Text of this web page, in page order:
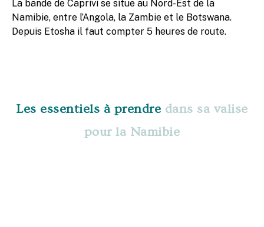
La bande de Caprivi se situe au Nord-Est de la
Namibie, entre l’Angola, la Zambie et le Botswana.
Depuis Etosha il faut compter 5 heures de route.
Les essentiels à prendre dans sa valise
pour la Namibie